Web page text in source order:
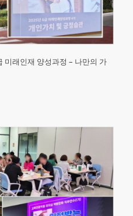
미래인재 양성과정 – 나만의 가